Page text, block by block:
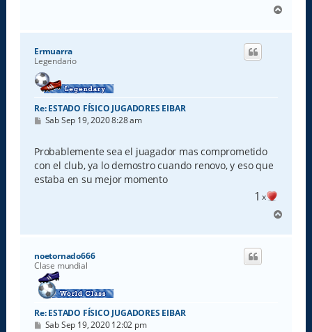
r
Ermuarra
Legendario
Re: ESTADO FÍSICO JUGADORES EIBAR
M
s
a
j
e
Sab Sep 19, 2020 8:28 am
Probablemente sea el juagador mas comprometido
con el club, ya lo demostro cuando renovo, y eso que
estaba en su mejor momento
1 x
r
noetornado666
Clase mundial
Re: ESTADO FÍSICO JUGADORES EIBAR
M
Sab Sep 19, 2020 12:02 pm